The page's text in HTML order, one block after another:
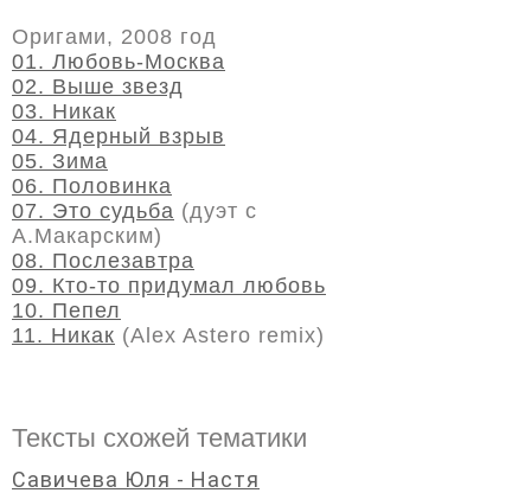
Оригами, 2008 год
01. Любовь-Москва
02. Выше звезд
03. Никак
04. Ядерный взрыв
05. Зима
06. Половинка
07. Это судьба (дуэт с
А.Макарским)
08. Послезавтра
09. Кто-то придумал любовь
10. Пепел
11. Никак (Alex Astero remix)
Тексты схожей тематики
Савичева Юля - Настя